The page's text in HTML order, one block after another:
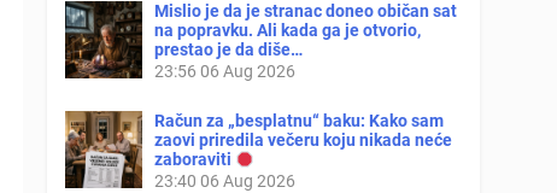
Mislio je da je stranac doneo običan sat
na popravku. Ali kada ga je otvorio,
prestao je da diše…
23:56 06 Aug 2026
Račun za „besplatnu“ baku: Kako sam
zaovi priredila večeru koju nikada neće
zaboraviti
23:40 06 Aug 2026